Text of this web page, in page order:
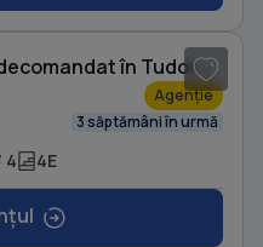
Apartament cu 2 camere decomandat în Tudor Vladimirescu
Agenție
3 săptămâni în urmă
4 4E